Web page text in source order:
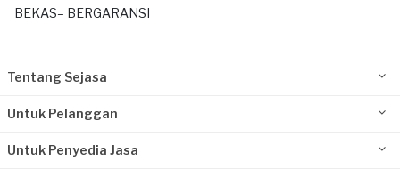
BEKAS= BERGARANSI
Tentang Sejasa
Untuk Pelanggan
Untuk Penyedia Jasa